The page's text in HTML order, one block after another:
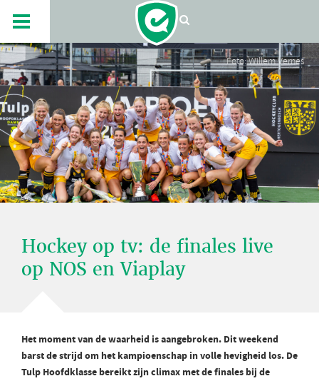
Foto: Willem Vernes
Hockey op tv: de finales live
op NOS en Viaplay
Het moment van de waarheid is aangebroken. Dit weekend
barst de strijd om het kampioenschap in volle hevigheid los. De
Tulp Hoofdklasse bereikt zijn climax met de finales bij de